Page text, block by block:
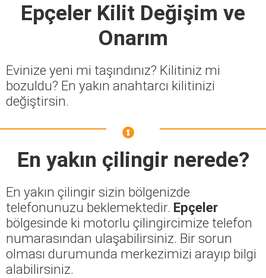
Epçeler Kilit Değişim ve
Onarım
Evinize yeni mi taşındınız? Kilitiniz mi
bozuldu? En yakın anahtarcı kilitinizi
değiştirsin.
En yakın çilingir nerede?
En yakın çilingir sizin bölgenizde
telefonunuzu beklemektedir. Epçeler
bölgesinde ki motorlu çilingircimize telefon
numarasından ulaşabilirsiniz. Bir sorun
olması durumunda merkezimizi arayıp bilgi
alabilirsiniz.